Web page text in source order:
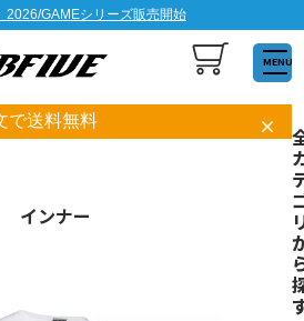
2026/GAMEシリーズ販売開始
MENU
で送料無料
インナー